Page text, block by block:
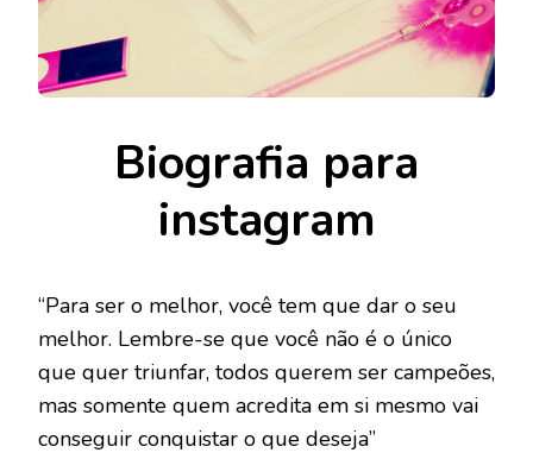
Biografia para
instagram
“Para ser o melhor, você tem que dar o seu
melhor. Lembre-se que você não é o único
que quer triunfar, todos querem ser campeões,
mas somente quem acredita em si mesmo vai
conseguir conquistar o que deseja”